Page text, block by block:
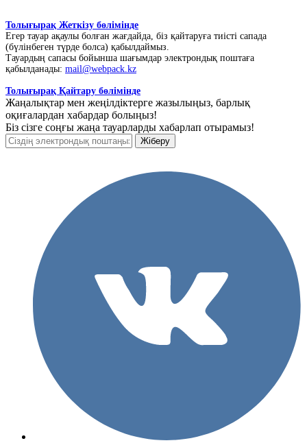
Толығырақ Жеткізу бөлімінде
Егер тауар ақаулы болған жағдайда, біз қайтаруға тиісті сапада
(бүлінбеген түрде болса) қабылдаймыз.
Тауардың сапасы бойынша шағымдар электрондық поштаға
қабылданады: mail@webpack.kz
Толығырақ Қайтару бөлімінде
Жаңалықтар мен жеңілдіктерге жазылыңыз, барлық
оқиғалардан хабардар болыңыз!
Біз сізге соңғы жаңа тауарларды хабарлап отырамыз!